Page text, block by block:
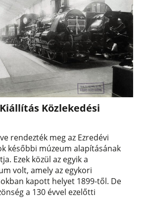
Közlekedési
rendezték meg az Ezredévi
későbbi múzeum alapításának
Ezek közül az egyik a
volt, amely az egykori
kapott helyet 1899-től. De
a 130 évvel ezelőtti